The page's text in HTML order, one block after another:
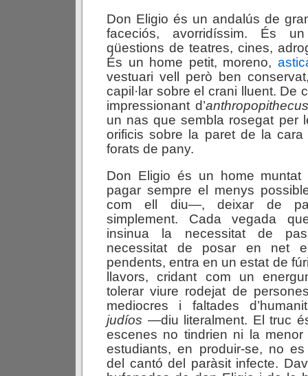
Don Eligio és un andalús de
faceciós, avorridíssim. És
qüestions de teatres, cines,
És un home petit, moreno,
vestuari vell però ben
capil·lar sobre el crani lluent. De
impressionant d’
un nas que sembla rosegat per
orificis sobre la paret de la
forats de pany.
Don Eligio és un home muntat
pagar sempre el menys
com ell diu—, deixar de
simplement. Cada vegada
insinua la necessitat de
necessitat de posar en net
pendents, entra en un estat de
llavors, cridant com un
tolerar viure rodejat de
mediocres i faltades
judíos —diu literalment. El truc
escenes no tindrien ni la menor
estudiants, en produir-se, no
del cantó del paràsit infecte.